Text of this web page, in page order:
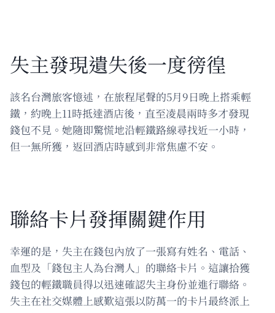
失主發現遺失後一度徬徨
該名台灣旅客憶述，在旅程尾聲的5月9日晚上搭乘輕
鐵，約晚上11時抵達酒店後，直至凌晨兩時多才發現
錢包不見。她隨即驚慌地沿輕鐵路線尋找近一小時，
但一無所獲，返回酒店時感到非常焦慮不安。
聯絡卡片發揮關鍵作用
幸運的是，失主在錢包內放了一張寫有姓名、電話、
血型及「錢包主人為台灣人」的聯絡卡片。這讓拾獲
錢包的輕鐵職員得以迅速確認失主身份並進行聯絡。
失主在社交媒體上感歎這張以防萬一的卡片最終派上